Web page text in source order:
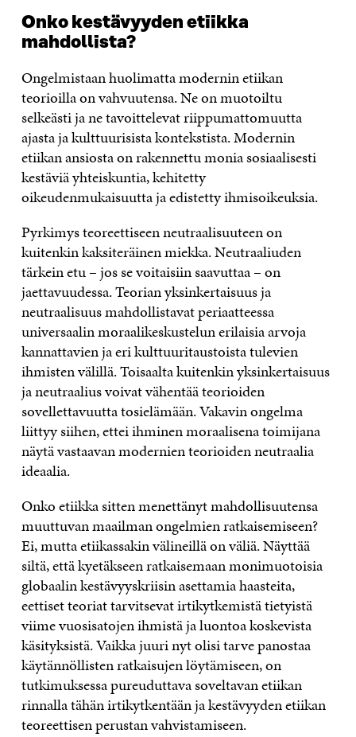
Onko kestävyyden etiikka
mahdollista?
Ongelmistaan huolimatta modernin etiikan
teorioilla on vahvuutensa. Ne on muotoiltu
selkeästi ja ne tavoittelevat riippumattomuutta
ajasta ja kulttuurisista kontekstista. Modernin
etiikan ansiosta on rakennettu monia sosiaalisesti
kestäviä yhteiskuntia, kehitetty
oikeudenmukaisuutta ja edistetty ihmisoikeuksia.
Pyrkimys teoreettiseen neutraalisuuteen on
kuitenkin kaksiteräinen miekka. Neutraaliuden
tärkein etu – jos se voitaisiin saavuttaa – on
jaettavuudessa. Teorian yksinkertaisuus ja
neutraalisuus mahdollistavat periaatteessa
universaalin moraalikeskustelun erilaisia arvoja
kannattavien ja eri kulttuuritaustoista tulevien
ihmisten välillä. Toisaalta kuitenkin yksinkertaisuus
ja neutraalius voivat vähentää teorioiden
sovellettavuutta tosielämään. Vakavin ongelma
liittyy siihen, ettei ihminen moraalisena toimijana
näytä vastaavan modernien teorioiden neutraalia
ideaalia.
Onko etiikka sitten menettänyt mahdollisuutensa
muuttuvan maailman ongelmien ratkaisemiseen?
Ei, mutta etiikassakin välineillä on väliä. Näyttää
siltä, että kyetäkseen ratkaisemaan monimuotoisia
globaalin kestävyyskriisin asettamia haasteita,
eettiset teoriat tarvitsevat irtikytkemistä tietyistä
viime vuosisatojen ihmistä ja luontoa koskevista
käsityksistä. Vaikka juuri nyt olisi tarve panostaa
käytännöllisten ratkaisujen löytämiseen, on
tutkimuksessa pureuduttava soveltavan etiikan
rinnalla tähän irtikytkentään ja kestävyyden etiikan
teoreettisen perustan vahvistamiseen.